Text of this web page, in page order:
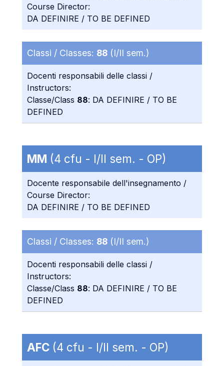
Course Director:
DA DEFINIRE / TO BE DEFINED
Classi / Classes: 88 (I/II sem.)
Docenti responsabili delle classi /
Instructors:
Classe/Class 88: DA DEFINIRE / TO BE
DEFINED
MM (4 cfu - I/II sem. - OP)
Docente responsabile dell'insegnamento /
Course Director:
DA DEFINIRE / TO BE DEFINED
Classi / Classes: 88 (I/II sem.)
Docenti responsabili delle classi /
Instructors:
Classe/Class 88: DA DEFINIRE / TO BE
DEFINED
AFC (4 cfu - I/II sem. - OP)